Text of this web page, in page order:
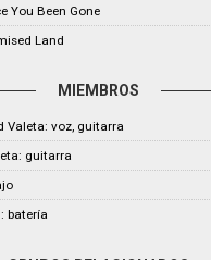
You Been Gone
Land
MIEMBROS
Valeta: voz, guitarra
guitarra
batería